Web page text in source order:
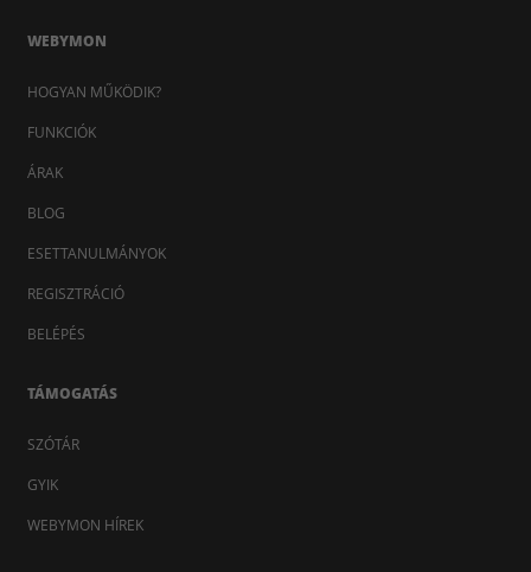
WEBYMON
HOGYAN MŰKÖDIK?
FUNKCIÓK
ÁRAK
BLOG
ESETTANULMÁNYOK
REGISZTRÁCIÓ
BELÉPÉS
TÁMOGATÁS
SZÓTÁR
GYIK
WEBYMON HÍREK